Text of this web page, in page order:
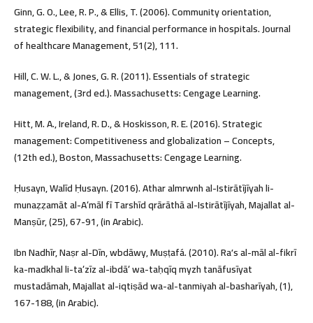
Ginn, G. O., Lee, R. P., & Ellis, T. (2006). Community orientation,
strategic flexibility, and financial performance in hospitals. Journal
of healthcare Management, 51(2), 111.
Hill, C. W. L., & Jones, G. R. (2011). Essentials of strategic
management, (3rd ed.). Massachusetts: Cengage Learning.
Hitt, M. A., Ireland, R. D., & Hoskisson, R. E. (2016). Strategic
management: Competitiveness and globalization – Concepts,
(12th ed.), Boston, Massachusetts: Cengage Learning.
Ḥusayn, Walīd Ḥusayn. (2016). Athar almrwnh al-Istirātījīyah li-
munaẓẓamāt al-Aʻmāl fī Tarshīd qrārāthā al-Istirātījīyah, Majallat al-
Manṣūr, (25), 67-91, (in Arabic).
Ibn Nadhīr, Naṣr al-Dīn, wbdāwy, Muṣṭafá. (2010). Raʼs al-māl al-fikrī
ka-madkhal li-taʻzīz al-ibdāʻ wa-taḥqīq myzh tanāfusīyat
mustadāmah, Majallat al-iqtiṣād wa-al-tanmiyah al-basharīyah, (1),
167-188, (in Arabic).